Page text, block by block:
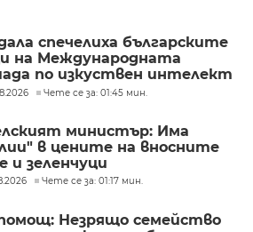
спечелиха българските
на Международната
по изкуствен интелект
Чете се за: 01:45 мин.
министър: Има
в цените на вносните
и зеленчуци
Чете се за: 01:17 мин.
Незрящо семейство